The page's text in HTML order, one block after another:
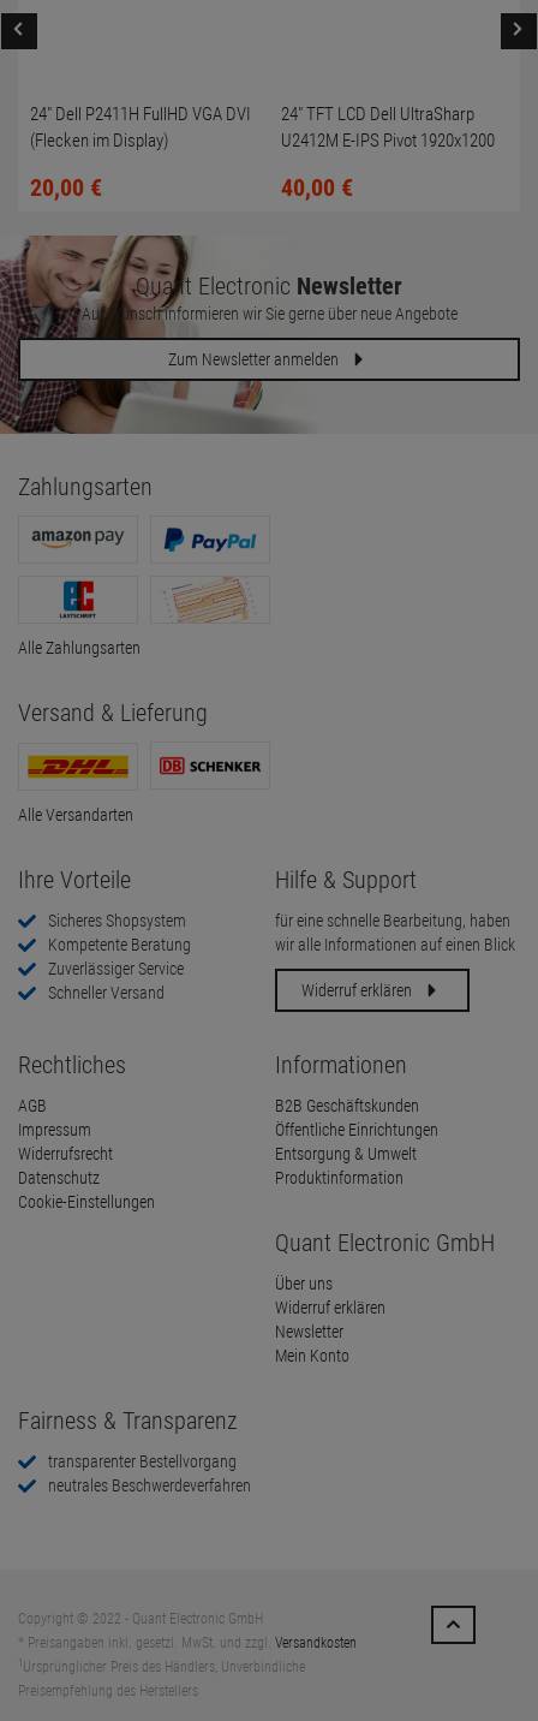
24" Dell P2411H FullHD VGA DVI
(Flecken im Display)
20,00 €
24" TFT LCD Dell UltraSharp
U2412M E-IPS Pivot 1920x1200
40,00 €
Quant Electronic Newsletter
Auf Wunsch informieren wir Sie gerne über neue Angebote
Zum Newsletter anmelden
Zahlungsarten
Alle Zahlungsarten
Versand & Lieferung
Alle Versandarten
Ihre Vorteile
Sicheres Shopsystem
Kompetente Beratung
Zuverlässiger Service
Schneller Versand
Hilfe & Support
für eine schnelle Bearbeitung, haben
wir alle Informationen auf einen Blick
Widerruf erklären
Rechtliches
AGB
Impressum
Widerrufsrecht
Datenschutz
Cookie-Einstellungen
Informationen
B2B Geschäftskunden
Öffentliche Einrichtungen
Entsorgung & Umwelt
Produktinformation
Quant Electronic GmbH
Über uns
Widerruf erklären
Newsletter
Mein Konto
Fairness & Transparenz
transparenter Bestellvorgang
neutrales Beschwerdeverfahren
Copyright © 2022 - Quant Electronic GmbH
* Preisangaben inkl. gesetzl. MwSt. und zzgl. Versandkosten
Ursprünglicher Preis des Händlers, Unverbindliche
Preisempfehlung des Herstellers